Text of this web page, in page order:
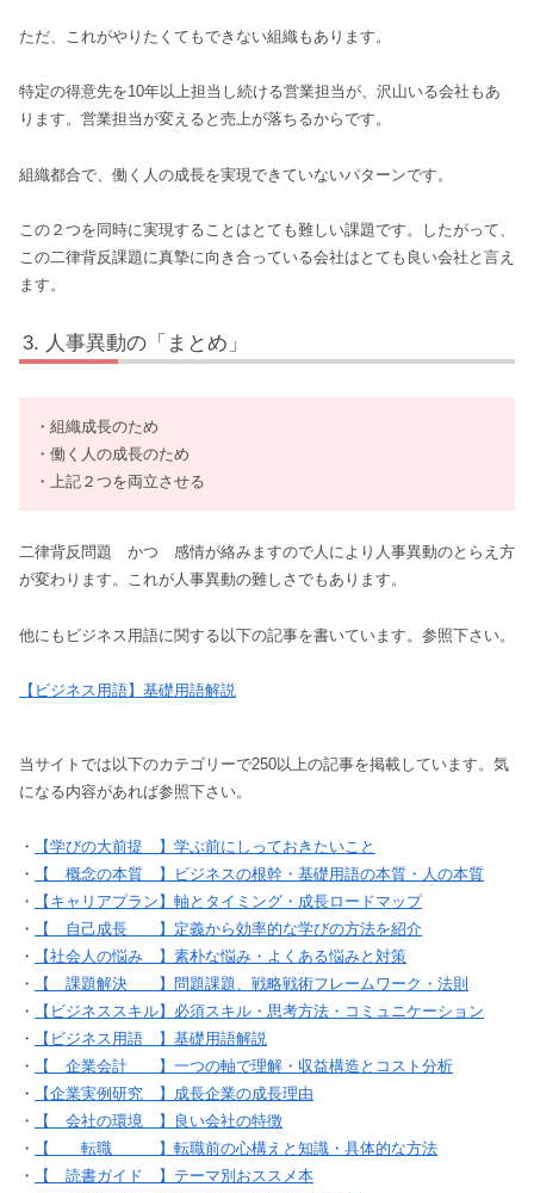
ただ、これがやりたくてもできない組織もあります。
特定の得意先を10年以上担当し続ける営業担当が、沢山いる会社もあ
ります。営業担当が変えると売上が落ちるからです。
組織都合で、働く人の成長を実現できていないパターンです。
この２つを同時に実現することはとても難しい課題です。したがって、
この二律背反課題に真摯に向き合っている会社はとても良い会社と言え
ます。
人事異動の「まとめ」
・組織成長のため
・働く人の成長のため
・上記２つを両立させる
二律背反問題 かつ 感情が絡みますので人により人事異動のとらえ方
が変わります。これが人事異動の難しさでもあります。
他にもビジネス用語に関する以下の記事を書いています。参照下さい。
【ビジネス用語】基礎用語解説
当サイトでは以下のカテゴリーで250以上の記事を掲載しています。気
になる内容があれば参照下さい。
・
【学びの大前提 】学ぶ前にしっておきたいこと
・
【 概念の本質 】ビジネスの根幹・基礎用語の本質・人の本質
・
【キャリアプラン】軸とタイミング・成長ロードマップ
・
【 自己成長 】定義から効率的な学びの方法を紹介
・
【社会人の悩み 】素朴な悩み・よくある悩みと対策
・
【 課題解決 】問題課題、戦略戦術フレームワーク・法則
・
【ビジネススキル】必須スキル・思考方法・コミュニケーション
・
【ビジネス用語 】基礎用語解説
・
【 企業会計 】一つの軸で理解・収益構造とコスト分析
・
【企業実例研究 】成長企業の成長理由
・
【 会社の環境 】良い会社の特徴
・
【 転職 】転職前の心構えと知識・具体的な方法
・
【 読書ガイド 】テーマ別おススメ本